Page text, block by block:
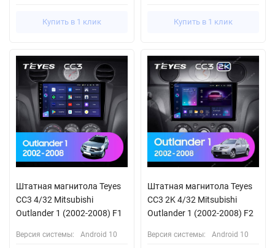
Купить в 1 клик Купить в 1 клик
Штатная магнитола Teyes
CC3 4/32 Mitsubishi
Outlander 1 (2002-2008) F1
Версия системы: Android 10
Штатная магнитола Teyes
CC3 2K 4/32 Mitsubishi
Outlander 1 (2002-2008) F2
Версия системы: Android 10